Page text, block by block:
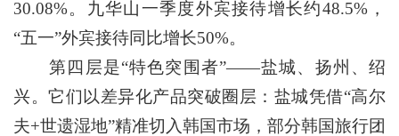
30.08%。九华山一季度外宾接待增长约48.5%，
“五一”外宾接待同比增长50%。
第四层是“特色突围者”——盐城、扬州、绍
兴。它们以差异化产品突破圈层：盐城凭借“高尔
夫+世遗湿地”精准切入韩国市场，部分韩国旅行团